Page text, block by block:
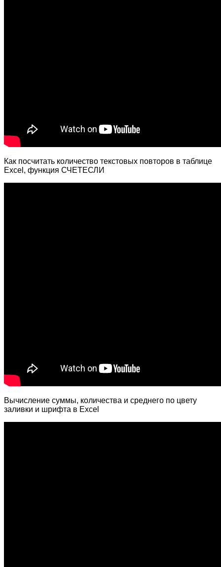
Как посчитать количество текстовых повторов в таблице
Excel, функция СЧЕТЕСЛИ
Вычисление суммы, количества и среднего по цвету
заливки и шрифта в Excel